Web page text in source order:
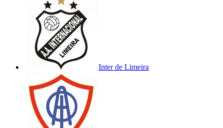
Inter de Limeira